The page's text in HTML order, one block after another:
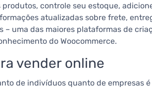
produtos, controle seu estoque,
atualizadas sobre frete,
– uma das maiores plataformas de
do Woocommerce.
vender online
de indivíduos quanto de empresas é